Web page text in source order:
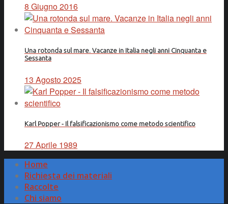
8 Giugno 2016
Una rotonda sul mare. Vacanze in Italia negli anni Cinquanta e
Sessanta
13 Agosto 2025
Karl Popper - Il falsificazionismo come metodo scientifico
27 Aprile 1989
Home
Richiesta dei materiali
Raccolte
Chi siamo